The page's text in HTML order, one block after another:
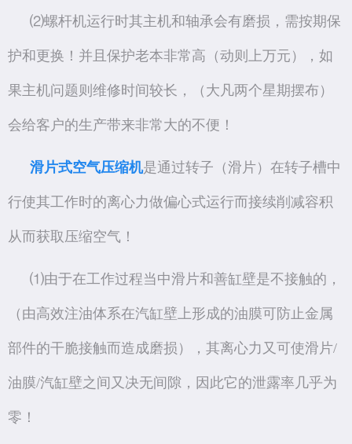
⑵螺杆机运行时其主机和轴承会有磨损，需按期保
护和更换！并且保护老本非常高（动则上万元），如
果主机问题则维修时间较长，（大凡两个星期摆布）
会给客户的生产带来非常大的不便！
滑片式空气压缩机是通过转子（滑片）在转子槽中
行使其工作时的离心力做偏心式运行而接续削减容积
从而获取压缩空气！
⑴由于在工作过程当中滑片和善缸壁是不接触的，
（由高效注油体系在汽缸壁上形成的油膜可防止金属
部件的干脆接触而造成磨损），其离心力又可使滑片/
油膜/汽缸壁之间又决无间隙，因此它的泄露率几乎为
零！